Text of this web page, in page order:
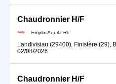
Chaudronnier H/F
Emploi Aquila Rh
Landivisiau (29400), Finistère (29),
02/08/2026
Chaudronnier H/F